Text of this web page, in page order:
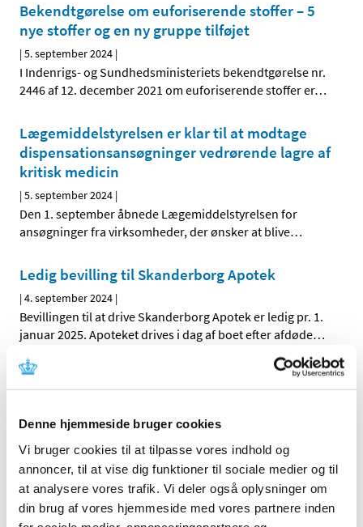
Denne hjemmeside bruger cookies
Vi bruger cookies til at tilpasse vores indhold og
annoncer, til at vise dig funktioner til sociale medier og til
at analysere vores trafik. Vi deler også oplysninger om
din brug af vores hjemmeside med vores partnere inden
Bekendtgørelse om euforiserende stoffer – 5
nye stoffer og en ny gruppe tilføjet
|5. september 2024 |
I Indenrigs- og Sundhedsministeriets bekendtgørelse nr.
2446 af 12. december 2021 om euforiserende stoffer er…
Lægemiddelstyrelsen er klar til at modtage
dispensationsansøgninger vedrørende lagre af
kritisk medicin
|5. september 2024 |
Den 1. september åbnede Lægemiddelstyrelsen for
ansøgninger fra virksomheder, der ønsker at blive…
Ledig bevilling til Skanderborg Apotek
|4. september 2024 |
Bevillingen til at drive Skanderborg Apotek er ledig pr. 1.
januar 2025. Apoteket drives i dag af boet efter afdøde…
Nyt tværfagligt projekt skal undersøge, om nye
behandlinger bliver testet tilstrækkeligt på
både kvinder og mænd
Sundhedsstyrelsen og Lægemiddelstyrelsen vil over de
kommende måneder undersøge, i hvor høj grad…
Natriumpicosulfat; tilladelse til udlevering af